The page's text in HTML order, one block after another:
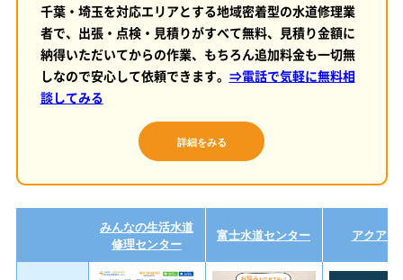
千葉・埼玉を対応エリアとする地域密着型の水道修理業
者で、出張・点検・見積りがすべて無料、見積り金額に
納得いただいてからの作業、もちろん追加料金も一切無
しなので安心して依頼できます。 ⇒電話で気軽に無料相
談してみる
詳細をみる
みんなの生活水道
修理センター
富士水道センター アクアプ